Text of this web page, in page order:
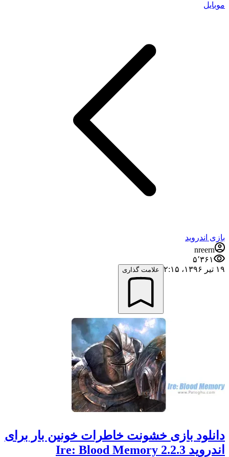
موبایل
بازی اندروید
nreern
۵٬۳۶۱
۱۹ تیر ۱۳۹۶،‏ ۲:۱۵
علامت گذاری
دانلود بازی خشونت خاطرات خونین بار برای
اندروید Ire: Blood Memory 2.2.3